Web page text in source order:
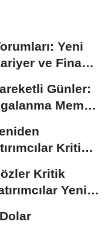
Yeni
ve Finans
Günler:
Meme
Kritik
Kritik
Yeni